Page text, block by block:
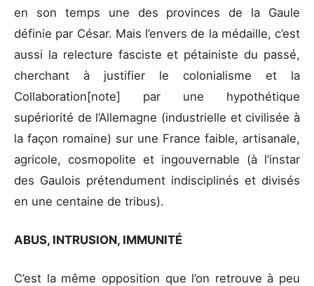
en son temps une des provinces de la Gaule
définie par César. Mais l’envers de la médaille, c’est
aussi la relecture fasciste et pétainiste du passé,
cherchant à justifier le colonialisme et la
Collaboration[note] par une hypothétique
supériorité de l’Allemagne (industrielle et civilisée à
la façon romaine) sur une France faible, artisanale,
agricole, cosmopolite et ingouvernable (à l’instar
des Gaulois prétendument indisciplinés et divisés
en une centaine de tribus).
ABUS, INTRUSION, IMMUNITÉ
C’est la même opposition que l’on retrouve à peu